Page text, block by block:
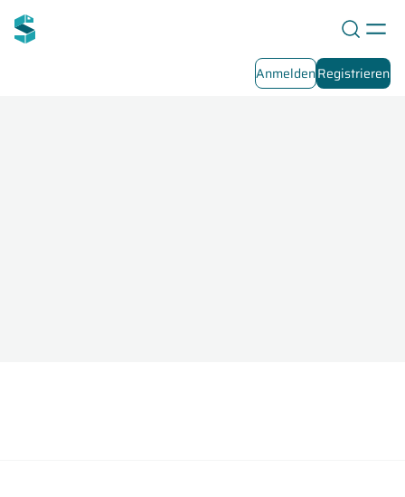
AnmeldenRegistrieren